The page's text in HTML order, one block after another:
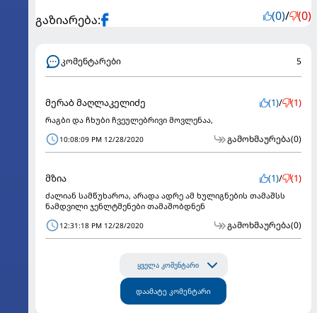
გაზიარება: (0)/ (0)
კომენტარები 5
მერაბ მაღლაკელიძე (1)/ (1)
რაგბი და ჩხუბი ჩვეულებრივი მოვლენაა,
10:08:09 PM 12/28/2020 გამოხმაურება(0)
მზია (1)/ (1)
ძალიან სამწუხაროა, არადა ადრე ამ ხულიგნების თამაშსს
ნამდვილი ჯენლტმენები თამაშობდნენ
12:31:18 PM 12/28/2020 გამოხმაურება(0)
ყველა კომენტარი
დაამატე კომენტარი